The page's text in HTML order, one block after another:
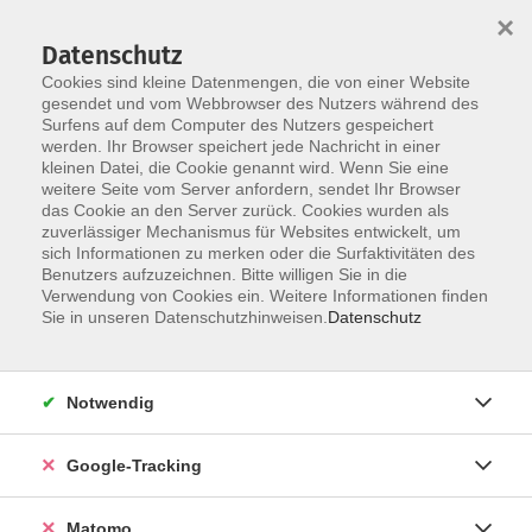
Skip to main content
You are here:
Schülerförderung Ferienkurse
Ferienkurse
Die schulfreien Tage sind ideal, um in Ruhe und ohne
Hierbei werden die Schüler:innen professionell
Ist der gewünschte Kurs nicht dabei? Wir versuchen unser
Bestmöglichstes, den gewünschten Kurs einzurichten.
Datenschutz
Cookies sind kleine Datenmengen, die von einer Website
gesendet und vom Webbrowser des Nutzers während des
Surfens auf dem Computer des Nutzers gespeichert
werden. Ihr Browser speichert jede Nachricht in einer
kleinen Datei, die Cookie genannt wird. Wenn Sie eine
weitere Seite vom Server anfordern, sendet Ihr Browser
das Cookie an den Server zurück. Cookies wurden als
zuverlässiger Mechanismus für Websites entwickelt, um
sich Informationen zu merken oder die Surfaktivitäten des
Benutzers aufzuzeichnen. Bitte willigen Sie in die
Verwendung von Cookies ein. Weitere Informationen finden
Sie in unseren Datenschutzhinweisen. Datenschutz
×
Notwendig
Google-Tracking